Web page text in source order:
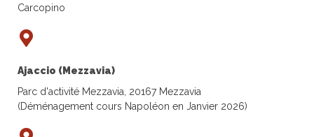
Carcopino
Ajaccio (Mezzavia)
Parc d'activité Mezzavia, 20167 Mezzavia
(Déménagement cours Napoléon en Janvier 2026)